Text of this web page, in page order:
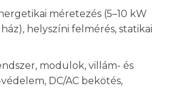
méretezés (5–10 kW
helyszíni felmérés, statikai
modulok, villám- és
DC/AC bekötés,